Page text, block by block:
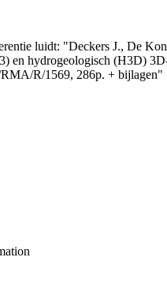
luidt: "Deckers J., De
en hydrogeologisch (H3D)
R/1569, 286p. + bijlagen"